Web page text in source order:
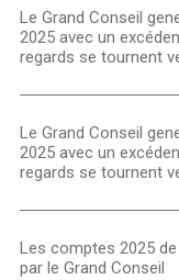
Le Grand Conseil
2025 avec un
regards se tournent
Le Grand Conseil
2025 avec un
regards se tournent
Les comptes 2025
par le Grand Conseil